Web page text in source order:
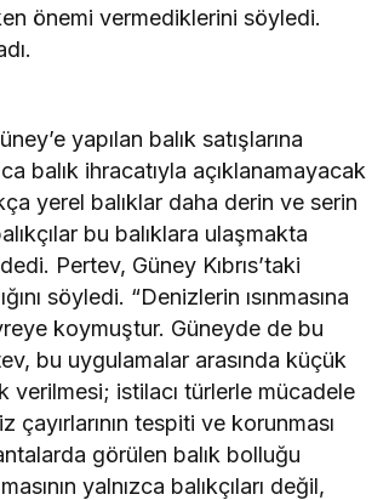
önemi vermediklerini söyledi.
yapılan balık satışlarına
balık ihracatıyla açıklanamayacak
yerel balıklar daha derin ve serin
bu balıklara ulaşmakta
Pertev, Güney Kıbrıs’taki
söyledi. “Denizlerin ısınmasına
koymuştur. Güneyde de bu
bu uygulamalar arasında küçük
verilmesi; istilacı türlerle mücadele
çayırlarının tespiti ve korunması
görülen balık bolluğu
yalnızca balıkçıları değil,